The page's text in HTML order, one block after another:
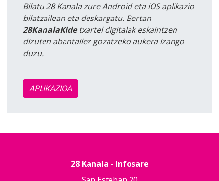
Bilatu 28 Kanala zure Android eta iOS aplikazio
bilatzailean eta deskargatu. Bertan
28KanalaKidetxartel digitalak eskaintzen
dizuten abantailez gozatzeko aukera izango
duzu.
APLIKAZIOA
28 Kanala - Infosare